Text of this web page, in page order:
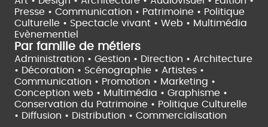
Presse • Communication • Patrimoine • Politique
Culturelle • Spectacle vivant • Web • Multimédia
Evènementiel
Par famille de métiers
Administration • Gestion • Direction • Architecture
• Décoration • Scénographie • Artistes •
Communication • Promotion • Marketing •
Conception web • Multimédia • Graphisme •
Conservation du Patrimoine • Politique Culturelle
• Diffusion • Distribution • Commercialisation